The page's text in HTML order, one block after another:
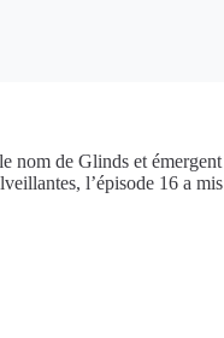
de Glinds et
l’épisode 16 a